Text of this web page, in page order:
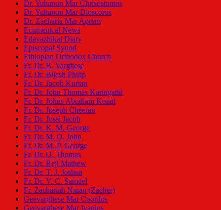
Dr. Yuhanon Mar Chrisostomos
Dr. Yuhanon Mar Dioscoros
Dr. Zacharia Mar Aprem
Ecumenical News
Edavazhikal Diary
Episcopal Synod
Ethiopian Orthodox Church
Fr. Dr. B. Varghese
Fr. Dr. Bijesh Philip
Fr. Dr. Jacob Kurian
Fr. Dr. John Thomas Karingattil
Fr. Dr. Johns Abraham Konat
Fr. Dr. Joseph Cheeran
Fr. Dr. Jossi Jacob
Fr. Dr. K. M. George
Fr. Dr. M. O. John
Fr. Dr. M. P. George
Fr. Dr. O. Thomas
Fr. Dr. Reji Mathew
Fr. Dr. T. J. Joshua
Fr. Dr. V. C. Samuel
Fr. Zachariah Ninan (Zacher)
Geevarghese Mar Coorilos
Geevarghese Mar Ivanios